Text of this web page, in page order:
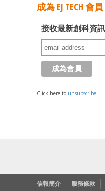
成為 EJ TECH 會員
接收最新創科資訊
Click here to unsubscribe
信報簡介 服務條款